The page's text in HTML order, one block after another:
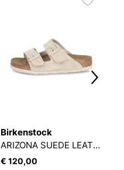
Birkenstock
ARIZONA SUEDE LEATHER
€ 120,00